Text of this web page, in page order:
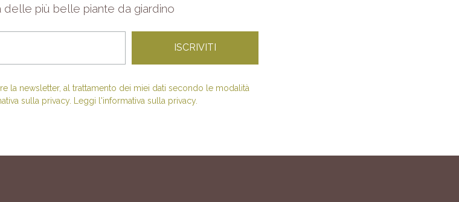
delle più belle piante da giardino
la newsletter, al trattamento dei miei dati secondo le modalità
sulla privacy. Leggi l'informativa sulla privacy.